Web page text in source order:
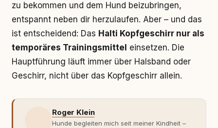
zu bekommen und dem Hund beizubringen,
entspannt neben dir herzulaufen. Aber – und das
ist entscheidend: Das Halti Kopfgeschirr nur als
temporäres Trainingsmittel einsetzen. Die
Hauptführung läuft immer über Halsband oder
Geschirr, nicht über das Kopfgeschirr allein.
Roger Klein
Hunde begleiten mich seit meiner Kindheit –